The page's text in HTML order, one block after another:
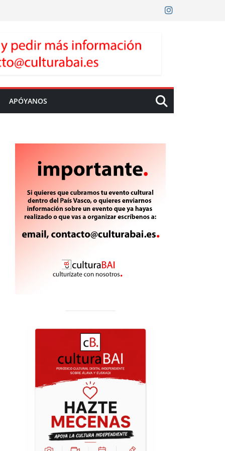
APÓYANOS